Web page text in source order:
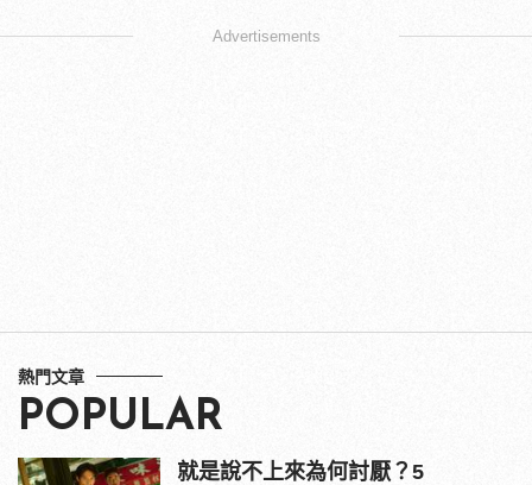
Advertisements
熱門文章
POPULAR
就是說不上來為何討厭？5